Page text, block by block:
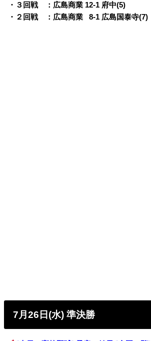
・３回戦 ：広島商業 12-1 府中(5)
・２回戦 ：広島商業
08-1 広島国泰寺(7)
7月26日(水) 準決勝